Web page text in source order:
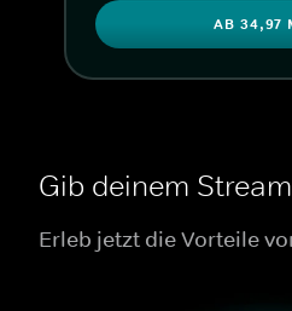
AB 34,97
Gib deinem
Erleb jetzt die Vorteile